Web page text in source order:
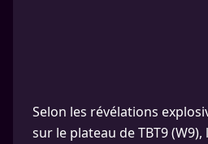
Selon les révélations
sur le plateau de TBT9